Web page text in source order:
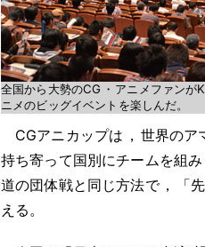
全国から大勢のCG ・ アニメファンが
ニメのビッグイベントを楽しんだ。
CGアニカップは ， 世界のア
持ち寄って国別にチームを組み
道の団体戦と同じ方法で ， 「
える 。